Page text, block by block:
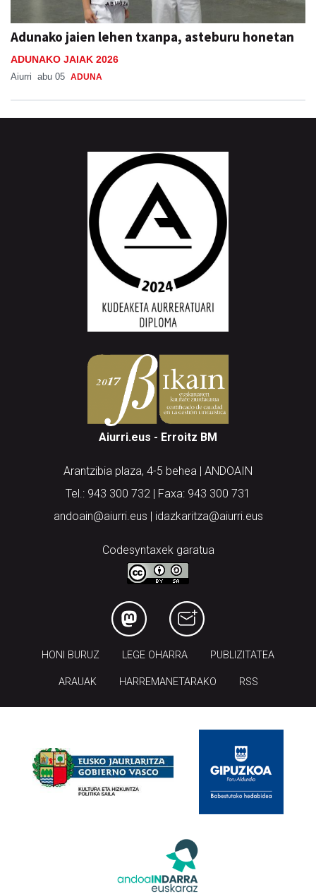
Adunako jaien lehen txanpa, asteburu honetan
ADUNAKO JAIAK 2026
Aiurri abu 05 ADUNA
Aiurri.eus - Erroitz BM
Arantzibia plaza, 4-5 behea | ANDOAIN
Tel.: 943 300 732 | Faxa: 943 300 731
andoain@aiurri.eus | idazkaritza@aiurri.eus
Codesyntaxek garatua
HONI BURUZ LEGE OHARRA PUBLIZITATEA
ARAUAK HARREMANETARAKO RSS